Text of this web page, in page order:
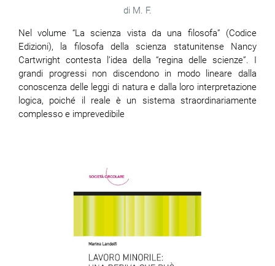
M. F.
Nel volume “La scienza vista da una filosofa” (Codice
Edizioni), la filosofa della scienza statunitense Nancy
Cartwright contesta l’idea della “regina delle scienze”. I
grandi progressi non discendono in modo lineare dalla
conoscenza delle leggi di natura e dalla loro interpretazione
logica, poiché il reale è un sistema straordinariamente
complesso e imprevedibile